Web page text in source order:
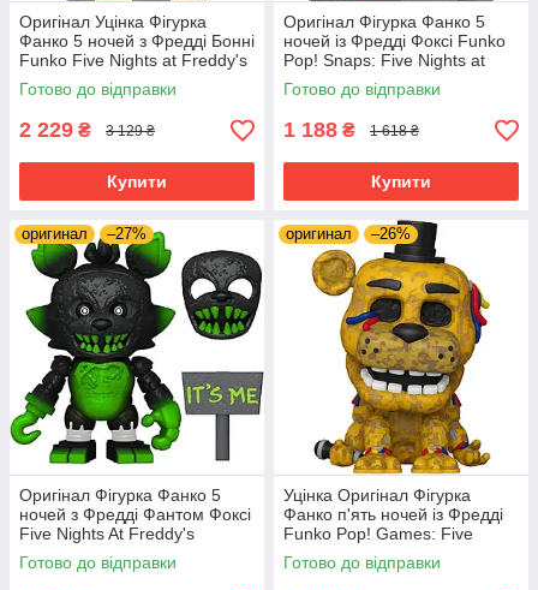
Оригінал Уцінка Фігурка
Фанко 5 ночей з Фредді Бонні
Funko Five Nights at Freddy's
(FNAF) — Bonnie The Rabbit
8849
Готово до відправки
2 229 ₴ 3 129 ₴
Купити
Оригінал Фігурка Фанко 5
ночей із Фредді Фоксі Funko
Pop! Snaps: Five Nights at
Freddy's - Foxy 64921
Готово до відправки
1 188 ₴ 1 618 ₴
Купити
оригинал –27%
Оригінал Фігурка Фанко 5
ночей з Фредді Фантом Фоксі
Five Nights At Freddy's
(FNAF) Snap: Phantom
Foxy ‎67695
Готово до відправки
оригинал –26%
Уцінка Оригінал Фігурка
Фанко п'ять ночей із Фредді
Funko Pop! Games: Five
Nights at Freddy's (FNAF) -
Withered Golden Freddy 1033
Готово до відправки